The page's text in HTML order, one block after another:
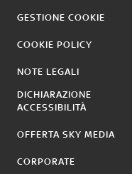
GESTIONE COOKIE
COOKIE POLICY
NOTE LEGALI
DICHIARAZIONE
ACCESSIBILITÀ
OFFERTA SKY MEDIA
CORPORATE